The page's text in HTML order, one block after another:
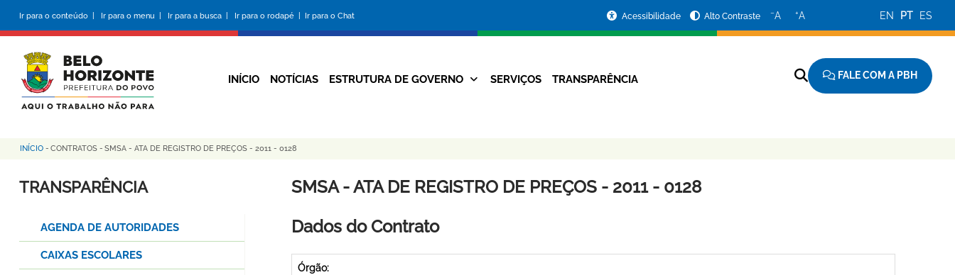
conteúdo
principal
Ir para o conteúdo | Ir para o menu | Ir para a busca | Ir para o rodapé | Ir para o Chat
da
Prefeitura
Acessibilidade Alto Contraste −A +A EN PT ES
Navegação
INÍCIO NOTÍCIAS ESTRUTURA DE GOVERNO SERVIÇOS TRANSPARÊNCIA FALE COM A PBH
Trilha
de
INÍCIO - CONTRATOS - SMSA - ATA DE REGISTRO DE PREÇOS - 2011 - 0128
SMSA - ATA DE REGISTRO DE PREÇOS - 2011 - 0128
Dados do Contrato
Órgão:
TRANSPARÊNCIA
AGENDA DE AUTORIDADES
CAIXAS ESCOLARES